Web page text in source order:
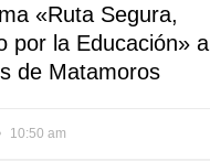
«Ruta Segura,
por la Educación» a
de Matamoros
10:50 am